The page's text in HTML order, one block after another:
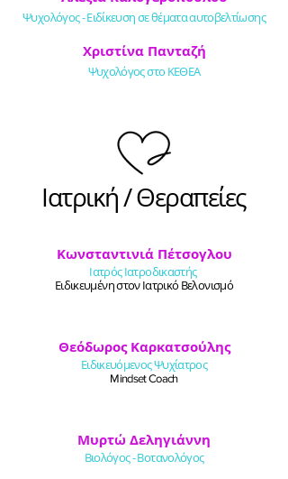
Ψυχολόγος - Ειδίκευση σε θέματα αυτοβελτίωσης
Χριστίνα Πανταζή
Ψυχολόγος στο ΚΕΘΕΑ
Ιατρική / Θεραπείες
Κωνσταντινιά Πέτσογλου
Ιατρός Ιατροδικαστής
Ειδικευμένη στον Ιατρικό Βελονισμό
Θεόδωρος Καρκατσούλης
Ειδικευόμενος Ψυχίατρος
Mindset Coach
Μυρτώ Δεληγιάννη
Βιολόγος - Βοτανολόγος